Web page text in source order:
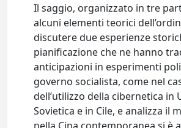
Il saggio, organizzato in tre
alcuni elementi teorici
discutere due esperienze
pianificazione che ne hanno
anticipazioni in esperimenti
governo socialista, come nel
dell’utilizzo della cibernetica in
Sovietica e in Cile, e analizza il